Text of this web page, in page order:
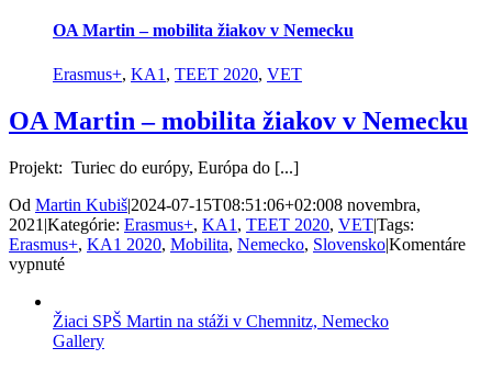
zúčastnili
v
meste
Chemnitz
OA Martin – mobilita žiakov v Nemecku
Erasmus+, KA1 , TEET 2020, VET
OA Martin – mobilita žiakov v Nemecku
Projekt: Turiec do európy, Európa do [...]
Od Martin Kubiš|2024-07-15T08:51:06+02:008 novembra,
2021 |Kategórie: Erasmus+, KA1 , TEET 2020, VET|Tags:
Erasmus+, KA1 2020, Mobilita, Nemecko, Slovensko|Komentáre
vypnuténa
–
mobilita
Žiaci SPŠ Martin na stáži v Chemnitz, Nemecko
Gallery